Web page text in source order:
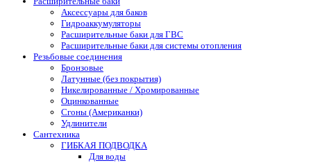
Аксессуары для баков
Гидроаккумуляторы
Расширительные баки для ГВС
Расширительные баки для системы отопления
Резьбовые соединения
Бронзовые
Латунные (без покрытия)
Никелированные / Хромированные
Оцинкованные
Сгоны (Американки)
Удлинители
Сантехника
ГИБКАЯ ПОДВОДКА
Для воды